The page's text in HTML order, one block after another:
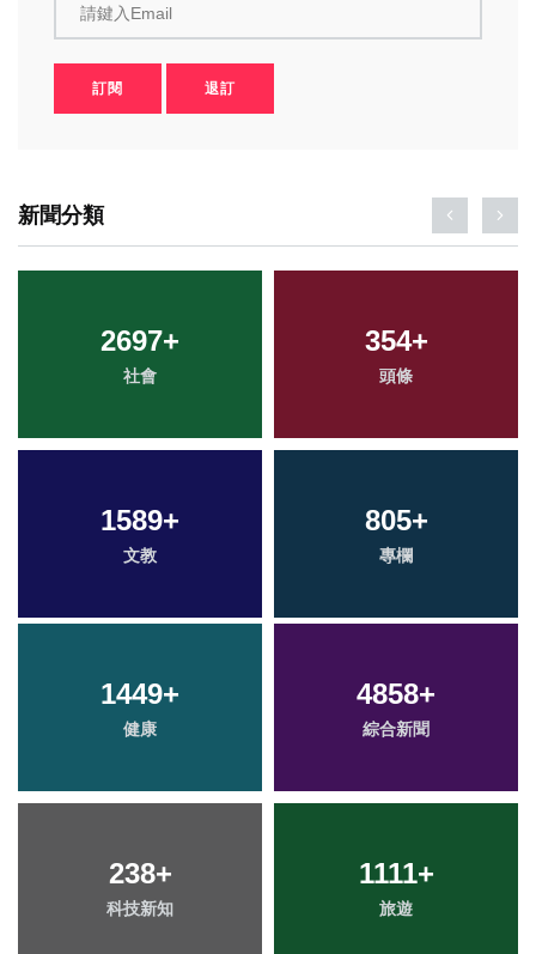
請鍵入Email
訂閱 退訂
新聞分類
2697+
社會
354+
頭條
1589+
文教
805+
專欄
1449+
健康
4858+
綜合新聞
238+
科技新知
1111+
旅遊